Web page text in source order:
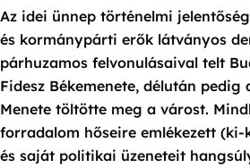
Az idei ünnep történelmi
és kormánypárti erők látványos
párhuzamos felvonulásaival telt
Fidesz Békemenete, délután pedig
Menete töltötte meg a várost.
forradalom hőseire emlékezett
és saját politikai üzeneteit